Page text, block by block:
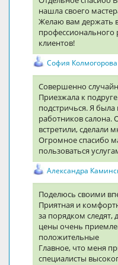
нашла своего
Желаю вам держать
профессионального
клиентов!
София Колмогорова
Совершенно
Приезжала к
подстричься. Я
работников салона.
встретили, сделали
Огромное спасибо
пользоваться
Александра
Поделюсь своими
Приятная и
за порядком следят,
цены очень
положительные
Главное, что меня
специалисты